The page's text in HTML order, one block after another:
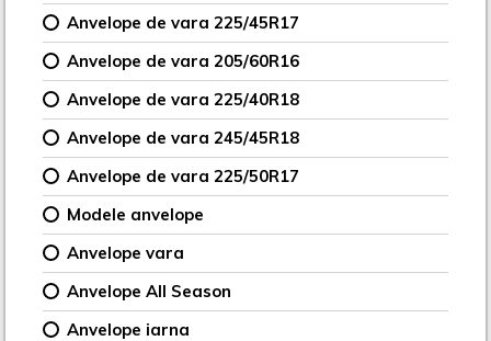
Anvelope de vara 225/45R17
Anvelope de vara 205/60R16
Anvelope de vara 225/40R18
Anvelope de vara 245/45R18
Anvelope de vara 225/50R17
Modele anvelope
Anvelope vara
Anvelope All Season
Anvelope iarna